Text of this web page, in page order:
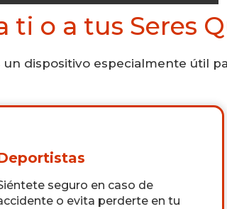
ti o a tus Seres
un dispositivo especialmente útil
seguro en caso de
o evita perderte en tu